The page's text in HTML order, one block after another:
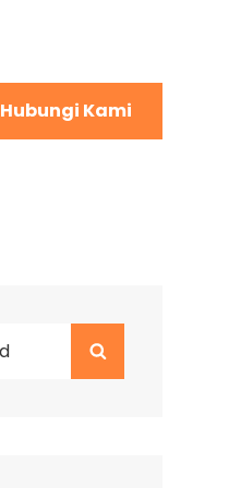
Hubungi Kami
Search